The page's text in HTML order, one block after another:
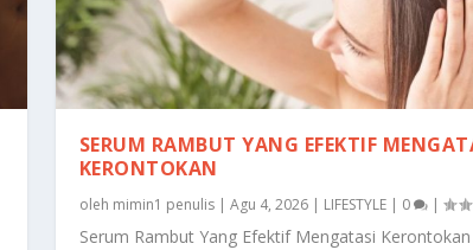
SERUM RAMBUT YANG EFEKTIF
KERONTOKAN
oleh mimin1 penulis| Agu 4, 2026| LIFESTYLE| 0 |
Serum Rambut Yang Efektif Mengatasi Kerontokan